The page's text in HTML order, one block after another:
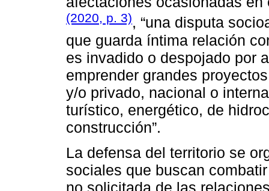
(2020, p. 3), “una disputa
que guarda íntima relación
es invadido o despojado por
emprender grandes
y/o privado, nacional o
turístico, energético, de
construcción”.
La defensa del territorio se
sociales que buscan
no solicitada de las